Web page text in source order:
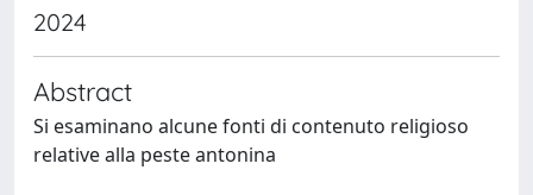
2024
Abstract
Si esaminano alcune fonti di contenuto religioso
relative alla peste antonina